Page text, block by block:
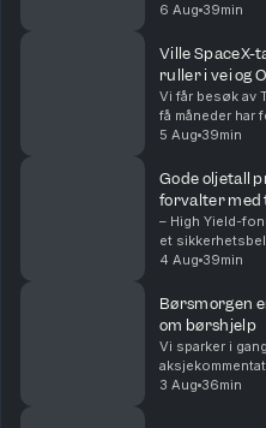
situasjonen i
Nor...
6 Aug 39min
Ville SpaceX-
ruller i vei og
Vi får besøk av
få måneder har
og levert første
5 Aug 39min
Gode oljetall
forvalter med
– High Yield-
et
som diskuterer
4 Aug 39min
Børsmorgen
om børshjelp
Vi sparker i
resultatvarselet
3 Aug 36min